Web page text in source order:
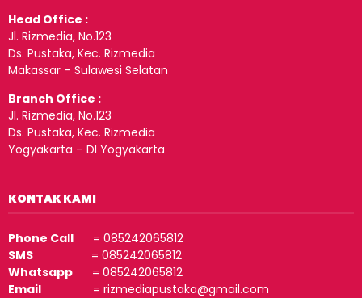
Head Office :
Jl. Rizmedia, No.123
Ds. Pustaka, Kec. Rizmedia
Makassar – Sulawesi Selatan
Branch Office :
Jl. Rizmedia, No.123
Ds. Pustaka, Kec. Rizmedia
Yogyakarta – DI Yogyakarta
KONTAK KAMI
Phone Call = 085242065812
SMS = 085242065812
Whatsapp = 085242065812
Email = rizmediapustaka@gmail.com